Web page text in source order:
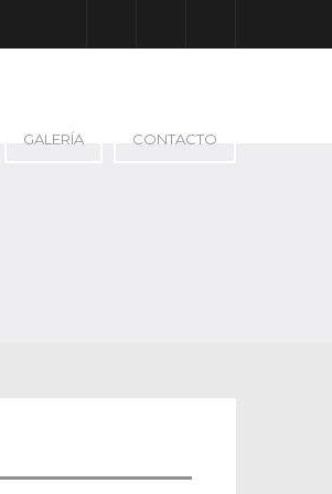
GALERÍA CONTACTO